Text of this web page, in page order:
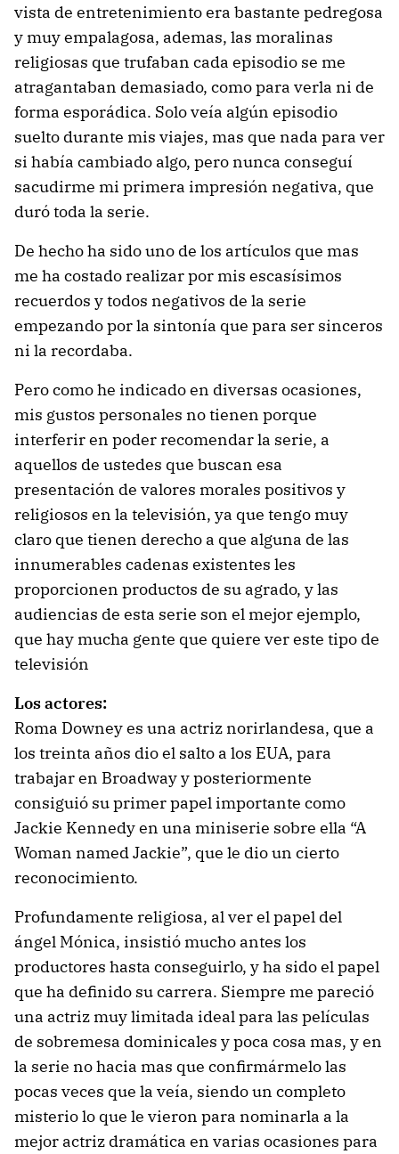
vista de entretenimiento era bastante pedregosa
y muy empalagosa, ademas, las moralinas
religiosas que trufaban cada episodio se me
atragantaban demasiado, como para verla ni de
forma esporádica. Solo veía algún episodio
suelto durante mis viajes, mas que nada para ver
si había cambiado algo, pero nunca conseguí
sacudirme mi primera impresión negativa, que
duró toda la serie.
De hecho ha sido uno de los artículos que mas
me ha costado realizar por mis escasísimos
recuerdos y todos negativos de la serie
empezando por la sintonía que para ser sinceros
ni la recordaba.
Pero como he indicado en diversas ocasiones,
mis gustos personales no tienen porque
interferir en poder recomendar la serie, a
aquellos de ustedes que buscan esa
presentación de valores morales positivos y
religiosos en la televisión, ya que tengo muy
claro que tienen derecho a que alguna de las
innumerables cadenas existentes les
proporcionen productos de su agrado, y las
audiencias de esta serie son el mejor ejemplo,
que hay mucha gente que quiere ver este tipo de
televisión
Los actores:
Roma Downey es una actriz norirlandesa, que a
los treinta años dio el salto a los EUA, para
trabajar en Broadway y posteriormente
consiguió su primer papel importante como
Jackie Kennedy en una miniserie sobre ella “A
Woman named Jackie”, que le dio un cierto
reconocimiento.
Profundamente religiosa, al ver el papel del
ángel Mónica, insistió mucho antes los
productores hasta conseguirlo, y ha sido el papel
que ha definido su carrera. Siempre me pareció
una actriz muy limitada ideal para las películas
de sobremesa dominicales y poca cosa mas, y en
la serie no hacia mas que confirmármelo las
pocas veces que la veía, siendo un completo
misterio lo que le vieron para nominarla a la
mejor actriz dramática en varias ocasiones para